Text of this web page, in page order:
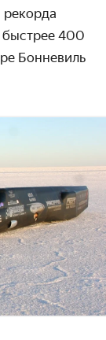
быстрее 400
Бонневиль